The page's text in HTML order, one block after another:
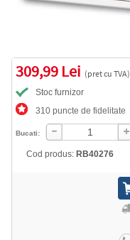
309,99 Lei (pret cu TVA)
Stoc furnizor
310 puncte de fidelitate
Bucati:
Cod produs: RB40276